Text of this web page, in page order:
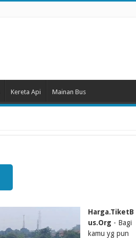
Kereta Api Mainan Bus
Harga.TiketB
us.Org - Bagi
kamu yg pun